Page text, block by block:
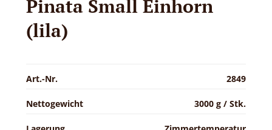
Pinata Small Einhorn
(lila)
Art.-Nr. 2849
Nettogewicht 3000 g / Stk.